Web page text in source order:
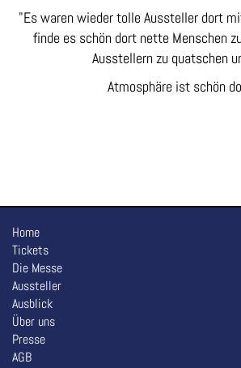
"Es waren wieder tolle Aussteller dort
finde es schön dort nette Menschen
Ausstellern zu quatschen
Atmosphäre ist schön
Home
Tickets
Die Messe
Aussteller
Ausblick
Über uns
Presse
AGB